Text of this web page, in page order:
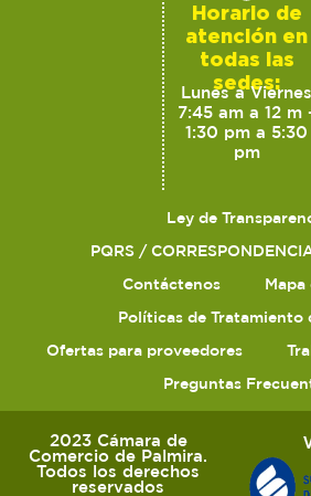
Horario de
atención en
todas las
sedes:
Lunes a Viernes
7:45 am a 12 m
1:30 pm a 5:30
pm
Ley de
PQRS /
Contáctenos
Políticas de Tratamiento
Ofertas para proveedores
Preguntas
2023 Cámara de
Comercio de Palmira.
Todos los derechos
reservados